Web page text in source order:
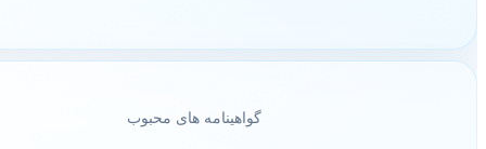
گواهینامه های محبوب